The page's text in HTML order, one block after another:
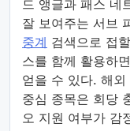
드 앵글과 패스 네
잘 보여주는 서브
중계 검색으로 접
스를 함께 활용하
얻을 수 있다. 해
중심 종목은 회당
오 지원 여부가 감